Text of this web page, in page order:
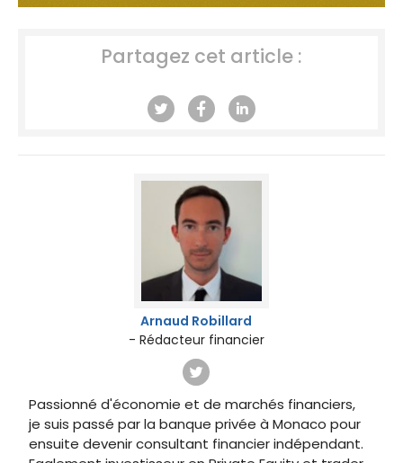
Partagez cet article :
Arnaud Robillard
- Rédacteur financier
Passionné d'économie et de marchés financiers,
je suis passé par la banque privée à Monaco pour
ensuite devenir consultant financier indépendant.